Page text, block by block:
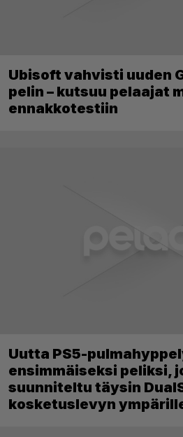
Ubisoft vahvisti uuden
pelin – kutsuu pelaajat
ennakkotestiin
Uutta PS5-
ensimmäiseksi peliksi,
suunniteltu täysin
kosketuslevyn